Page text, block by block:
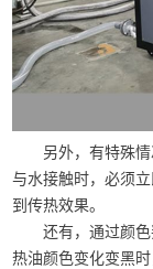
另外，有特殊
与水接触时，必须
到传热效果。
还有，通过颜
热油颜色变化变黑